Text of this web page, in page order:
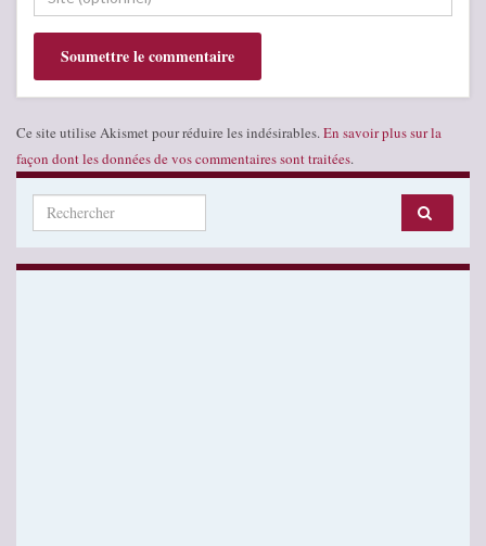
Ce site utilise Akismet pour réduire les indésirables. En savoir plus sur la
façon dont les données de vos commentaires sont traitées.
Search for: